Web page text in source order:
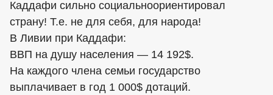
Каддафи сильно социальноориентировал
страну! Т.е. не для себя, для народа!
В Ливии при Каддафи:
ВВП на душу населения — 14 192$.
На каждого члена семьи государство
выплачивает в год 1 000$ дотаций.